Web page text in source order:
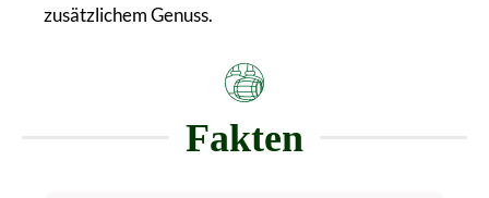
zusätzlichem Genuss.
Fakten